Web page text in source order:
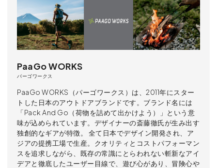
PaaGo WORKS
パーゴワークス
PaaGo WORKS（パーゴワークス）は、2011年にスター
トした日本のアウトドアブランドです。ブランド名には
「Pack And Go（荷物を詰めて出かけよう）」という意
味が込められています。デザイナーの斎藤徹氏が生み出す
独創的なギアが特徴。 全て日本でデザイン開発され、ア
ジアの提携工場で生産。クオリティとコストパフォーマン
スを追求しながら、既存の常識にとらわれない斬新なアイ
デアと徹底したユーザー目線で、遊び心があり、冒険心や